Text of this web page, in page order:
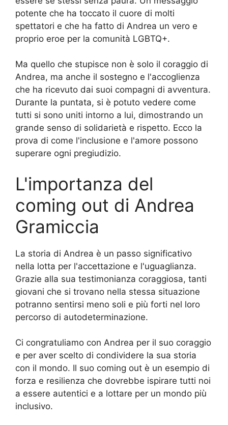
potente che ha toccato il cuore di molti
spettatori e che ha fatto di Andrea un vero e
proprio eroe per la comunità LGBTQ+.
Ma quello che stupisce non è solo il coraggio di
Andrea, ma anche il sostegno e l'accoglienza
che ha ricevuto dai suoi compagni di avventura.
Durante la puntata, si è potuto vedere come
tutti si sono uniti intorno a lui, dimostrando un
grande senso di solidarietà e rispetto. Ecco la
prova di come l'inclusione e l'amore possono
superare ogni pregiudizio.
L'importanza del
coming out di Andrea
Gramiccia
La storia di Andrea è un passo significativo
nella lotta per l'accettazione e l'uguaglianza.
Grazie alla sua testimonianza coraggiosa, tanti
giovani che si trovano nella stessa situazione
potranno sentirsi meno soli e più forti nel loro
percorso di autodeterminazione.
Ci congratuliamo con Andrea per il suo coraggio
e per aver scelto di condividere la sua storia
con il mondo. Il suo coming out è un esempio di
forza e resilienza che dovrebbe ispirare tutti noi
a essere autentici e a lottare per un mondo più
inclusivo.